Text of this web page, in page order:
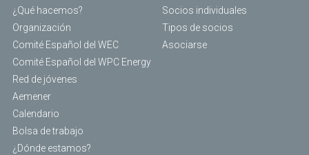
¿Qué hacemos?
Organización
Comité Español del WEC
Comité Español del WPC Energy
Red de jóvenes
Aemener
Calendario
Bolsa de trabajo
¿Dónde estamos?
Socios individuales
Tipos de socios
Asociarse